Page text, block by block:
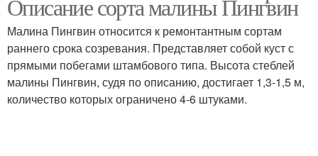
Описание сорта малины Пингвин
Малина Пингвин относится к ремонтантным сортам
раннего срока созревания. Представляет собой куст с
прямыми побегами штамбового типа. Высота стеблей
малины Пингвин, судя по описанию, достигает 1,3-1,5 м,
количество которых ограничено 4-6 штуками.